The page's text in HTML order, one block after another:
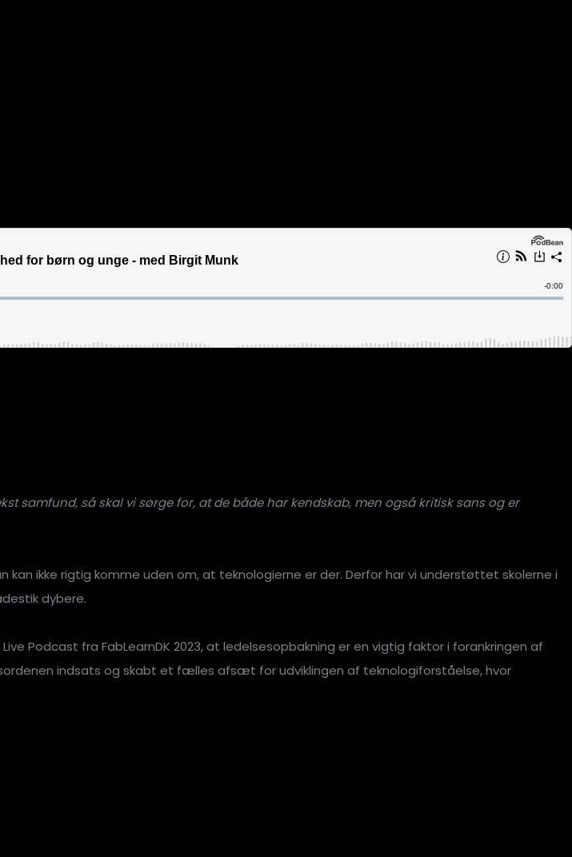
samfund, så skal vi sørge for, at de både har kendskab, men også kritisk sans og er
ikke rigtig komme uden om, at teknologierne er der. Derfor har vi understøttet skolerne i
dybere.
Podcast fra FabLearnDK 2023, at ledelsesopbakning er en vigtig faktor i forankringen af
indsats og skabt et fælles afsæt for udviklingen af teknologiforståelse, hvor